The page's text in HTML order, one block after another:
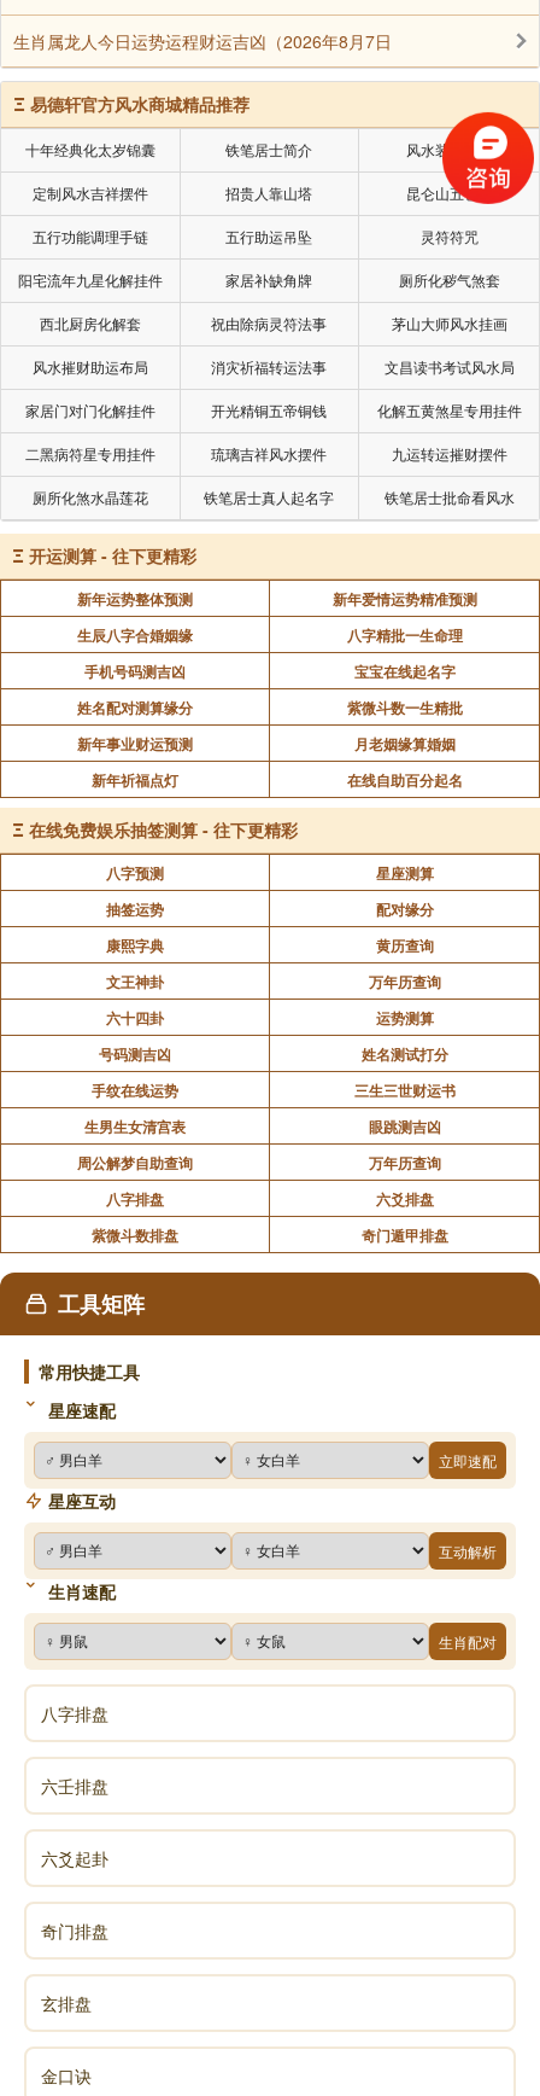
生肖属龙人今日运势运程财运吉凶（2026年8月7日
Ξ 易德轩官方风水商城精品推荐
十年经典化太岁锦囊 铁笔居士简介 风水装修设计
定制风水吉祥摆件 招贵人靠山塔 昆仑山五色土
五行功能调理手链 五行助运吊坠 灵符符咒
阳宅流年九星化解挂件 家居补缺角牌 厕所化秽气煞套
西北厨房化解套 祝由除病灵符法事 茅山大师风水挂画
风水摧财助运布局 消灾祈福转运法事 文昌读书考试风水局
家居门对门化解挂件 开光精铜五帝铜钱 化解五黄煞星专用挂件
二黑病符星专用挂件 琉璃吉祥风水摆件 九运转运摧财摆件
厕所化煞水晶莲花 铁笔居士真人起名字 铁笔居士批命看风水
Ξ 开运测算 - 往下更精彩
新年运势整体预测
新年爱情运势精准预测
生辰八字合婚姻缘
八字精批一生命理
手机号码测吉凶
宝宝在线起名字
姓名配对测算缘分
紫微斗数一生精批
新年事业财运预测
月老姻缘算婚姻
新年祈福点灯
在线自助百分起名
Ξ 在线免费娱乐抽签测算 - 往下更精彩
八字预测
星座测算
抽签运势
配对缘分
康熙字典
黄历查询
文王神卦
万年历查询
六十四卦
运势测算
号码测吉凶
姓名测试打分
手纹在线运势
三生三世财运书
生男生女清宫表
眼跳测吉凶
周公解梦自助查询
万年历查询
八字排盘
六爻排盘
紫微斗数排盘
奇门遁甲排盘
工具矩阵
常用快捷工具
星座速配
立即速配
星座互动
互动解析
生肖速配
生肖配对
八字排盘
六壬排盘
六爻起卦
奇门排盘
玄排盘
金口诀